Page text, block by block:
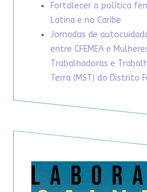
Fortalecer a política
Latina e no Caribe
Jornadas de
entre CFEMEA e
Trabalhadoras e
Terra (MST) do Distrito